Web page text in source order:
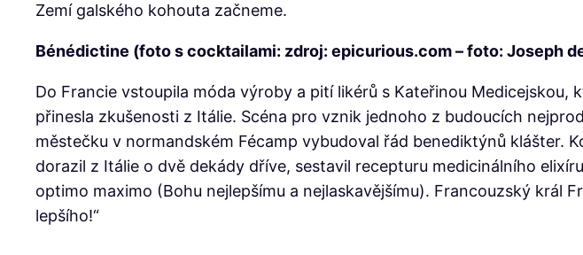
Zemí galského kohouta začneme.
Bénédictine (foto s cocktailami: zdroj: epicurious.com – foto: Joseph
Do Francie vstoupila móda výroby a pití likérů s Kateřinou
přinesla zkušenosti z Itálie. Scéna pro vznik jednoho z budoucích
městečku v normandském Fécamp vybudoval řád benediktýnů klášter.
dorazil z Itálie o dvě dekády dříve, sestavil recepturu medicinálního
optimo maximo (Bohu nejlepšímu a nejlaskavějšímu). Francouzský král
lepšího!“